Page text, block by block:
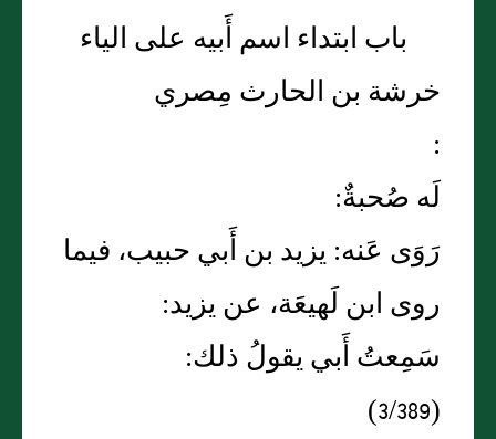
باب ابتداء اسم أَبيه على الياء
خرشة بن الحارث مِصري
:
لَه صُحبةٌ:
رَوَى عَنه: يزيد بن أَبي حبيب، فيما
روى ابن لَهيعَة، عن يزيد:
سَمِعتُ أَبي يقولُ ذلك:
(3/389)